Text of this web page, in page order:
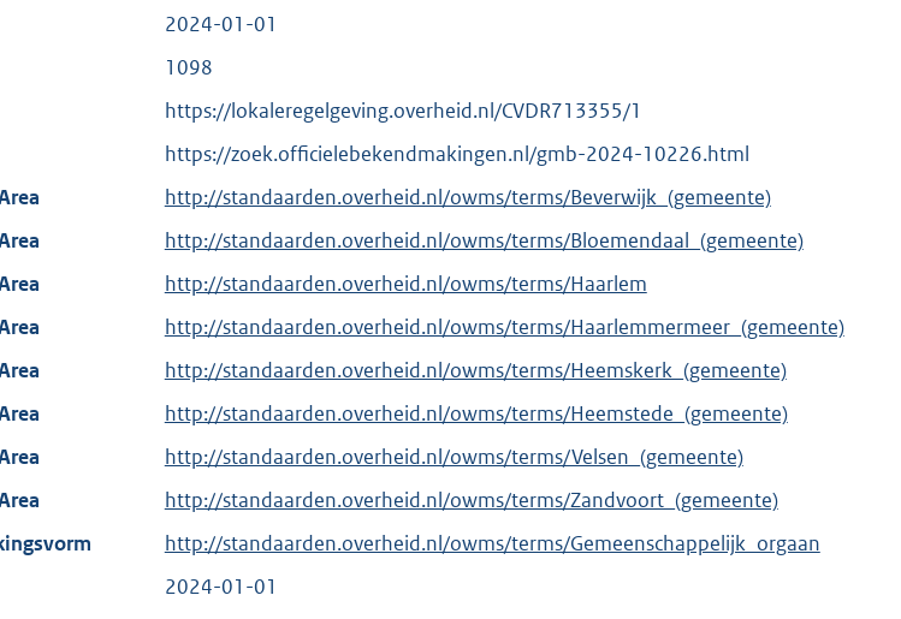
2024-01-01
1098
https://lokaleregelgeving.overheid.nl/CVDR713355/1
https://zoek.officielebekendmakingen.nl/gmb-2024-10226.html
http://standaarden.overheid.nl/owms/terms/Beverwijk_(gemeente)
http://standaarden.overheid.nl/owms/terms/Bloemendaal_(gemeente)
http://standaarden.overheid.nl/owms/terms/Haarlem
http://standaarden.overheid.nl/owms/terms/Haarlemmermeer_(gemeente)
http://standaarden.overheid.nl/owms/terms/Heemskerk_(gemeente)
http://standaarden.overheid.nl/owms/terms/Heemstede_(gemeente)
http://standaarden.overheid.nl/owms/terms/Velsen_(gemeente)
http://standaarden.overheid.nl/owms/terms/Zandvoort_(gemeente)
http://standaarden.overheid.nl/owms/terms/Gemeenschappelijk_orgaan
2024-01-01